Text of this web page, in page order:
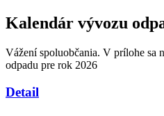
Kalendár vývozu
Vážení spoluobčania. V prílohe sa
odpadu pre rok 2026
Detail